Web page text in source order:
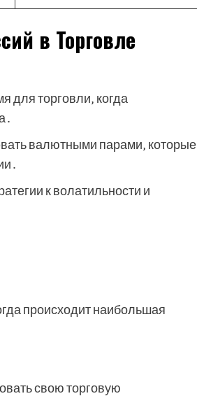
в Торговле
для торговли‚ когда
валютными парами‚ которые
к волатильности и
происходит наибольшая
свою торговую